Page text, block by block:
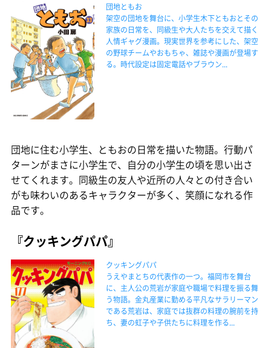
団地ともお
架空の団地を舞台に、小学生木下ともおとその
家族の日常を、同級生や大人たちを交えて描く
人情ギャグ漫画。現実世界を参考にした、架空
の野球チームやおもちゃ、雑誌や漫画が登場す
る。時代設定は固定電話やブラウン...
団地に住む小学生、ともおの日常を描いた物語。行動パ
ターンがまさに小学生で、自分の小学生の頃を思い出さ
せてくれます。同級生の友人や近所の人々との付き合い
がも味わいのあるキャラクターが多く、笑顔になれる作
品です。
『クッキングパパ』
クッキングパパ
うえやまとちの代表作の一つ。福岡市を舞台
に、主人公の荒岩が家庭や職場で料理を振る舞
う物語。金丸産業に勤める平凡なサラリーマン
である荒岩は、家庭では抜群の料理の腕前を持
ち、妻の虹子や子供たちに料理を作る...